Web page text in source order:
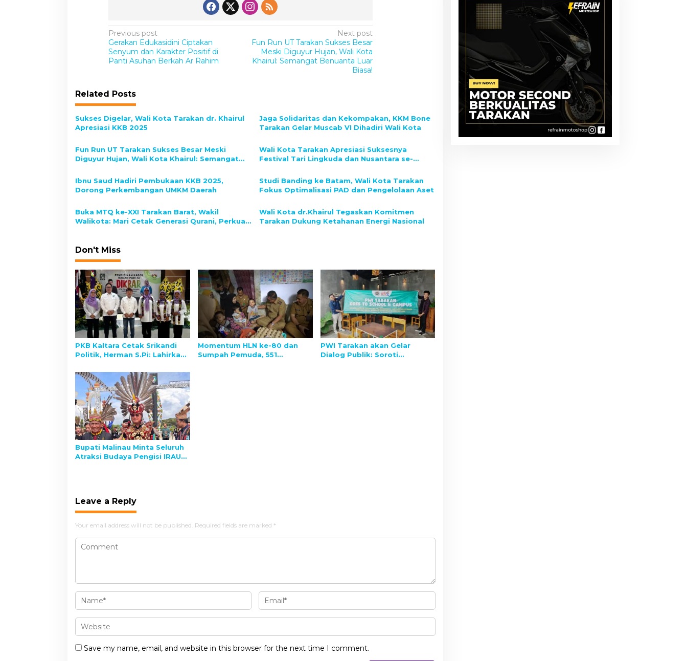
P
o
s
n
a
v
g
a
t
i
o
n
Previous post
Gerakan Edukasidini Ciptakan
Senyum dan Karakter Positif di
Panti Asuhan Berkah Ar Rahim
Next post
Fun Run UT Tarakan Sukses Besar
Meski Diguyur Hujan, Wali Kota
Khairul: Semangat Benuanta Luar
Biasa!
Related Posts
Sukses Digelar, Wali Kota Tarakan dr. Khairul
Apresiasi KKB 2025
Jaga Solidaritas dan Kekompakan, KKM Bone
Tarakan Gelar Muscab VI Dihadiri Wali Kota
Fun Run UT Tarakan Sukses Besar Meski
Diguyur Hujan, Wali Kota Khairul: Semangat
Wali Kota Tarakan Apresiasi Suksesnya
Festival Tari Lingkuda dan Nusantara se-
Ibnu Saud Hadiri Pembukaan KKB 2025,
Dorong Perkembangan UMKM Daerah
Studi Banding ke Batam, Wali Kota Tarakan
Fokus Optimalisasi PAD dan Pengelolaan Aset
Buka MTQ ke-XXI Tarakan Barat, Wakil
Walikota: Mari Cetak Generasi Qurani, Perkuat
Wali Kota dr.Khairul Tegaskan Komitmen
Tarakan Dukung Ketahanan Energi Nasional
Don't Miss
PKB Kaltara Cetak Srikandi
Politik, Herman S.Pi: Lahirkan
Cerdas dan Berdaya
Momentum HLN ke-80 dan
Sumpah Pemuda, 551
PWI Tarakan akan Gelar
Dialog Publik: Soroti
Bupati Malinau Minta Seluruh
Atraksi Budaya Pengisi IRAU
Leave a Reply
Your email address will not be published. Required fields are marked *
Save my name, email, and website in this browser for the next time I comment.